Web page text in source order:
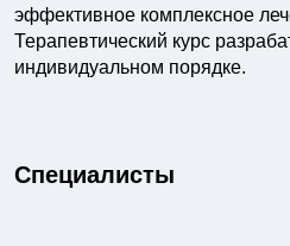
эффективное комплексное
Терапевтический курс
индивидуальном порядке.
Специалисты